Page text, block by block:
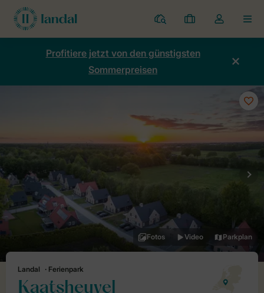
Ferienparks
Meine
Buchungen
Dropdown-
Menü
Kontos
Profitiere jetzt von den günstigsten
Sommerpreisen